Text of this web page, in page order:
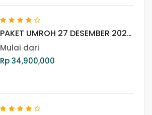
PAKET UMROH 27 DESEMBER 2026
PLUS THAIF
Mulai dari
Rp 34,900,000